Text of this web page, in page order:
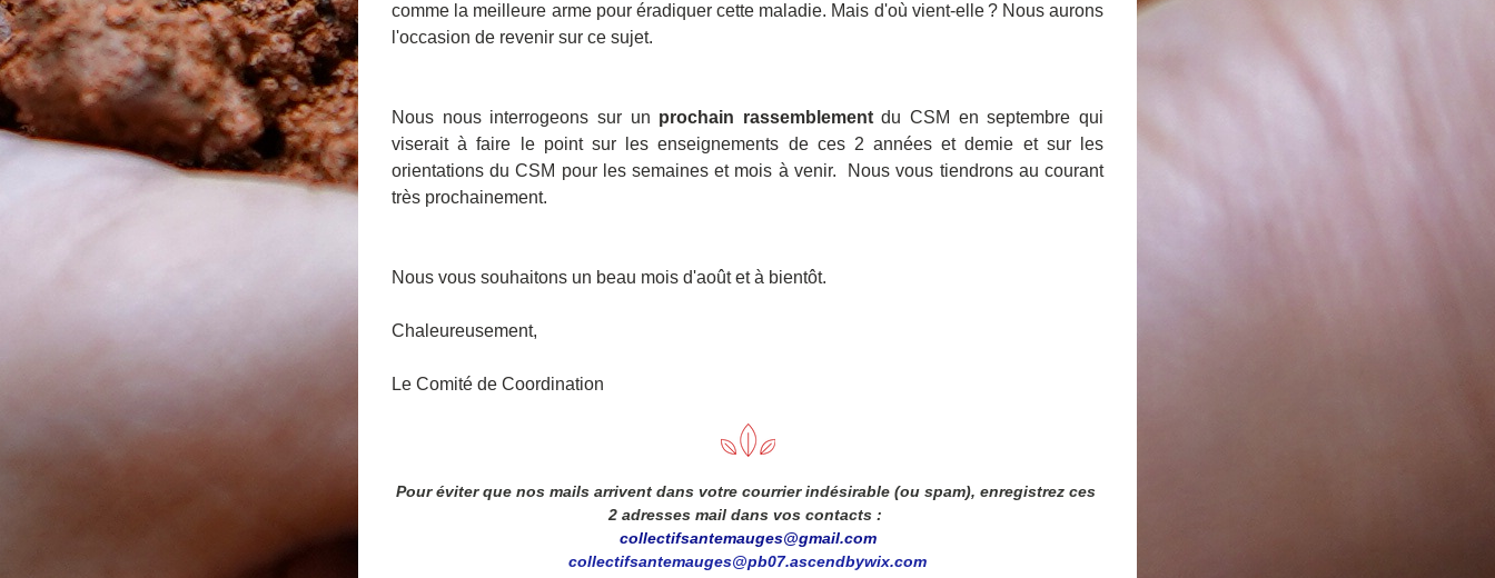
comme la meilleure arme pour éradiquer cette maladie. Mais d'où vient-elle ? Nous aurons
l'occasion de revenir sur ce sujet.
Nous nous interrogeons sur un prochain rassemblement du CSM en septembre qui
viserait à faire le point sur les enseignements de ces 2 années et demie et sur les
orientations du CSM pour les semaines et mois à venir.  Nous vous tiendrons au courant
très prochainement.
Nous vous souhaitons un beau mois d'août et à bientôt.
Chaleureusement,
Le Comité de Coordination
Pour éviter que nos mails arrivent dans votre courrier indésirable (ou spam), enregistrez ces
2 adresses mail dans vos contacts :
collectifsantemauges@gmail.com
collectifsantemauges@pb07.ascendbywix.com